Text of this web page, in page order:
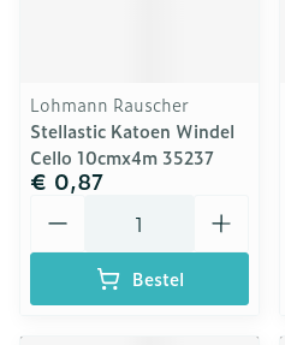
Lohmann Rauscher
Stellastic Katoen Windel
Cello 10cmx4m 35237
€ 0,87
Bestel